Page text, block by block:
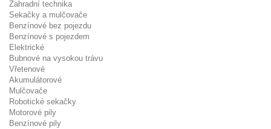
Zahradní technika
Sekačky a mulčovače
Benzínové bez pojezdu
Benzínové s pojezdem
Elektrické
Bubnové na vysokou trávu
Vřetenové
Akumulátorové
Mulčovače
Robotické sekačky
Motorové pily
Benzínové pily